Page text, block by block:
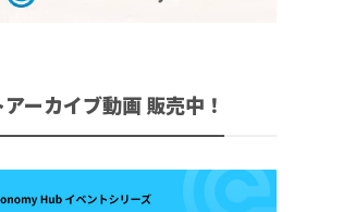
ーカイブ動画 販売中！